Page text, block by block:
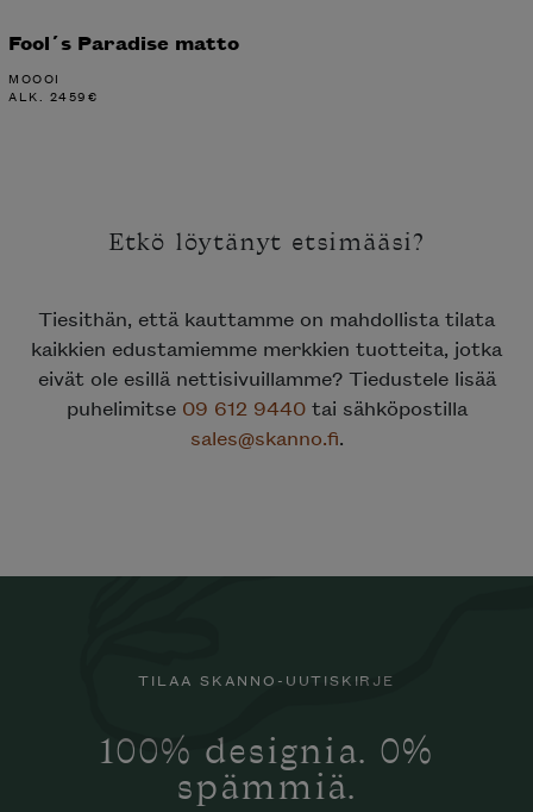
Fool´s Paradise matto
MOOOI
ALK. 2459€
Etkö löytänyt etsimääsi?
Tiesithän, että kauttamme on mahdollista tilata
kaikkien edustamiemme merkkien tuotteita, jotka
eivät ole esillä nettisivuillamme? Tiedustele lisää
puhelimitse 09 612 9440tai sähköpostilla
sales@skanno.fi.
TILAA SKANNO-UUTISKIRJE
100% designia. 0%
spämmiä.